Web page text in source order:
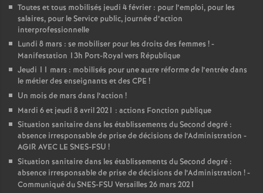
Toutes et tous mobilisés jeudi 4 février : pour l’emploi, pour les
salaires, pour le Service public, journée d’action
interprofessionnelle
Lundi 8 mars : se mobiliser pour les droits des femmes ! -
Manifestation 13h Port-Royal vers République
Jeudi 11 mars : mobilisés pour une autre réforme de l’entrée dans
le métier des enseignants et des CPE !
Un mois de mars dans l’action !
Mardi 6 et jeudi 8 avril 2021 : actions Fonction publique
Situation sanitaire dans les établissements du Second degré :
absence irresponsable de prise de décisions de l’Administration -
AGIR AVEC LE SNES-FSU !
Situation sanitaire dans les établissements du Second degré :
absence irresponsable de prise de décisions de l’Administration ! -
Communiqué du SNES-FSU Versailles 26 mars 2021